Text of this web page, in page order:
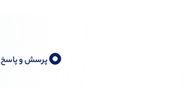
0پرسش و پاسخ